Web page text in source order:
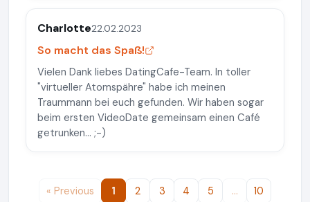
Charlotte22.02.2023
So macht das Spaß!
Vielen Dank liebes DatingCafe-Team. In toller
"virtueller Atomspähre" habe ich meinen
Traummann bei euch gefunden. Wir haben sogar
beim ersten VideoDate gemeinsam einen Café
getrunken... ;-)
« Previous 1 2 3 4 5 …
10